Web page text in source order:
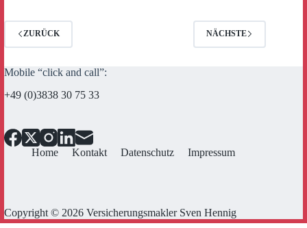
ZURÜCK NÄCHSTE
Mobile “click and call”:
+49 (0)3838 30 75 33
Home Kontakt Datenschutz Impressum
Copyright © 2026 Versicherungsmakler Sven Hennig
Cookie Consent mit Real Cookie Banner